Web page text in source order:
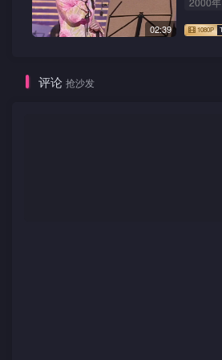
02:39
评论 抢沙发